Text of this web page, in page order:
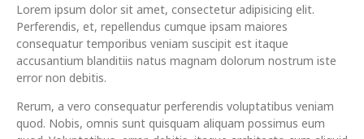
Lorem ipsum dolor sit amet, consectetur adipisicing elit.
Perferendis, et, repellendus cumque ipsam maiores
consequatur temporibus veniam suscipit est itaque
accusantium blanditiis natus magnam dolorum nostrum iste
error non debitis.
Rerum, a vero consequatur perferendis voluptatibus veniam
quod. Nobis, omnis sunt quisquam aliquam possimus eum